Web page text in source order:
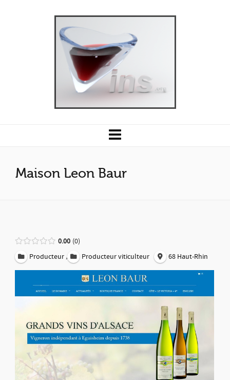
Maison Leon Baur
0.00 0
Producteur , Producteur viticulteur 68 Haut-Rhin